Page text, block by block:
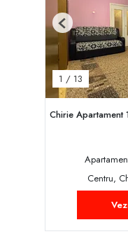
1 / 13
Previous
Chirie Apartament
Centru,